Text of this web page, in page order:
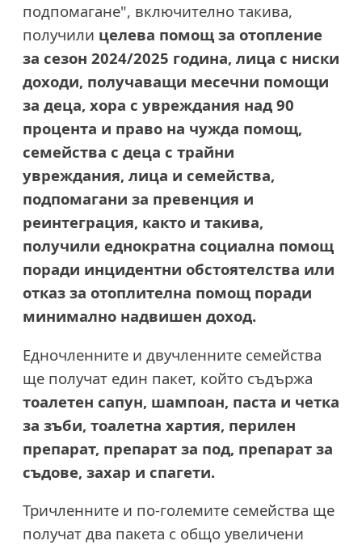
подпомагане", включително такива,
получили целева помощ за отопление
за сезон 2024/2025 година, лица с ниски
доходи, получаващи месечни помощи
за деца, хора с увреждания над 90
процента и право на чужда помощ,
семейства с деца с трайни
увреждания, лица и семейства,
подпомагани за превенция и
реинтеграция, както и такива,
получили еднократна социална помощ
поради инцидентни обстоятелства или
отказ за отоплителна помощ поради
минимално надвишен доход.
Едночленните и двучленните семейства
ще получат един пакет, който съдържа
тоалетен сапун, шампоан, паста и четка
за зъби, тоалетна хартия, перилен
препарат, препарат за под, препарат за
съдове, захар и спагети.
Тричленните и по-големите семейства ще
получат два пакета с общо увеличени